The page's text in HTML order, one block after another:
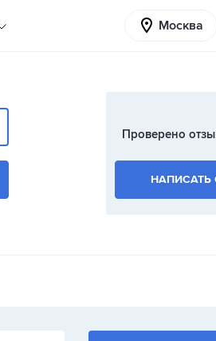
Москва
Проверено
НАПИСАТЬ